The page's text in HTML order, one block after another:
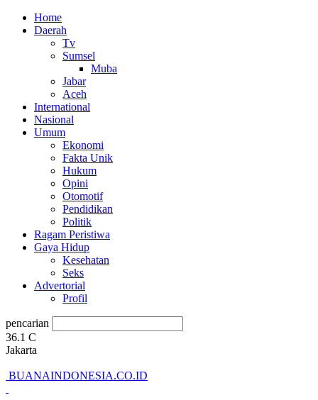
Home
Daerah
Tv
Sumsel
Muba
Jabar
Aceh
International
Nasional
Umum
Ekonomi
Fakta Unik
Hukum
Opini
Otomotif
Pendidikan
Politik
Ragam Peristiwa
Gaya Hidup
Kesehatan
Seks
Advertorial
Profil
pencarian
36.1 C
Jakarta
BUANAINDONESIA.CO.ID